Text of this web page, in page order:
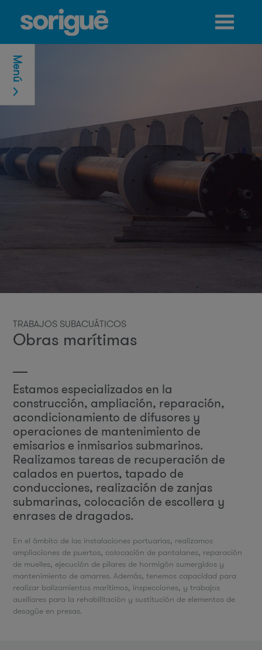
TRABAJOS SUBACUÁTICOS
Obras marítimas
Estamos especializados en la
construcción, ampliación, reparación,
acondicionamiento de difusores y
operaciones de mantenimiento de
emisarios e inmisarios submarinos.
Realizamos tareas de recuperación de
calados en puertos, tapado de
conducciones, realización de zanjas
submarinas, colocación de escollera y
enrases de dragados.
En el ámbito de las instalaciones portuarias, realizamos
ampliaciones de puertos, colocación de pantalanes, reparación
de muelles, ejecución de pilares de hormigón sumergidos y
mantenimiento de amarres. Además, tenemos capacidad para
realizar balizamientos marítimos, inspecciones, y trabajos
auxiliares para la rehabilitación y sustitución de elementos de
desagüe en presas.
Menú